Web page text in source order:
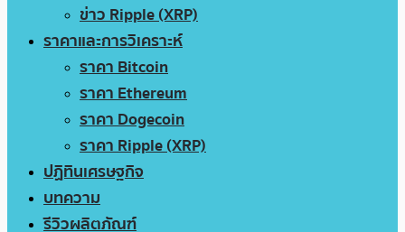
ข่าว Ripple (XRP)
ราคาและการวิเคราะห์
ราคา Bitcoin
ราคา Ethereum
ราคา Dogecoin
ราคา Ripple (XRP)
ปฏิทินเศรษฐกิจ
บทความ
รีวิวผลิตภัณฑ์